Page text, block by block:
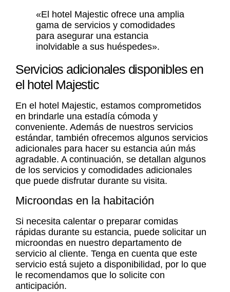
«El hotel Majestic ofrece una amplia
gama de servicios y comodidades
para asegurar una estancia
inolvidable a sus huéspedes».
Servicios adicionales disponibles en
el hotel Majestic
En el hotel Majestic, estamos comprometidos
en brindarle una estadía cómoda y
conveniente. Además de nuestros servicios
estándar, también ofrecemos algunos servicios
adicionales para hacer su estancia aún más
agradable. A continuación, se detallan algunos
de los servicios y comodidades adicionales
que puede disfrutar durante su visita.
Microondas en la habitación
Si necesita calentar o preparar comidas
rápidas durante su estancia, puede solicitar un
microondas en nuestro departamento de
servicio al cliente. Tenga en cuenta que este
servicio está sujeto a disponibilidad, por lo que
le recomendamos que lo solicite con
anticipación.